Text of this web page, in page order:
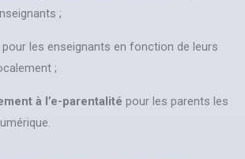
;
pour les enseignants en fonction de leurs
;
à l’e-parentalité pour les parents les